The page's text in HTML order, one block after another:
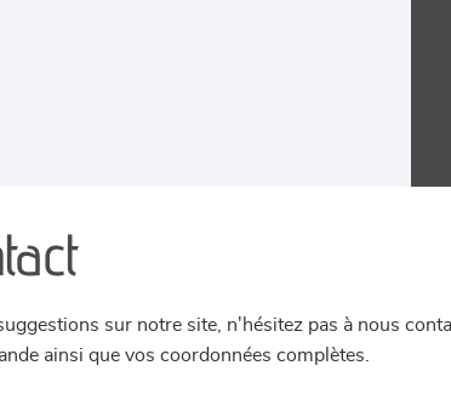
sur notre site, n'hésitez pas à nous
ainsi que vos coordonnées complètes.